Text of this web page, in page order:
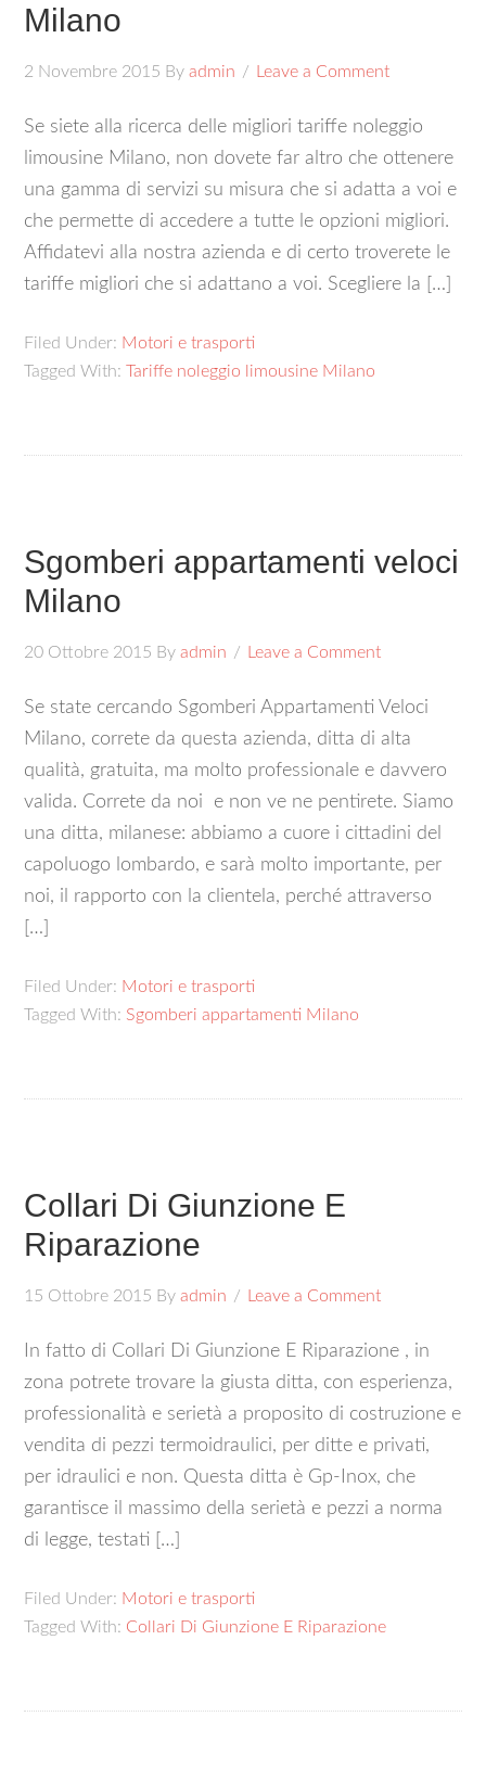
Milano
2 Novembre 2015 Byadmin Leave a Comment
Se siete alla ricerca delle migliori tariffe noleggio
limousine Milano, non dovete far altro che ottenere
una gamma di servizi su misura che si adatta a voi e
che permette di accedere a tutte le opzioni migliori.
Affidatevi alla nostra azienda e di certo troverete le
tariffe migliori che si adattano a voi. Scegliere la […]
Filed Under: Motori e trasporti
Tagged With:Tariffe noleggio limousine Milano
Sgomberi appartamenti veloci
Milano
20 Ottobre 2015 Byadmin Leave a Comment
Se state cercando Sgomberi Appartamenti Veloci
Milano, correte da questa azienda, ditta di alta
qualità, gratuita, ma molto professionale e davvero
valida. Correte da noi e non ve ne pentirete. Siamo
una ditta, milanese: abbiamo a cuore i cittadini del
capoluogo lombardo, e sarà molto importante, per
noi, il rapporto con la clientela, perché attraverso
[…]
Filed Under: Motori e trasporti
Tagged With: Sgomberi appartamenti Milano
Collari Di Giunzione E
Riparazione
15 Ottobre 2015 Byadmin Leave a Comment
In fatto di Collari Di Giunzione E Riparazione , in
zona potrete trovare la giusta ditta, con esperienza,
professionalità e serietà a proposito di costruzione e
vendita di pezzi termoidraulici, per ditte e privati,
per idraulici e non. Questa ditta è Gp-Inox, che
garantisce il massimo della serietà e pezzi a norma
di legge, testati […]
Filed Under: Motori e trasporti
Tagged With: Collari Di Giunzione E Riparazione